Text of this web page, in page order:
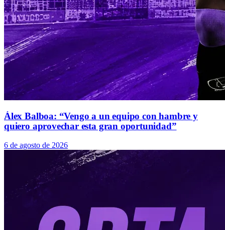
Álex Balboa: “Vengo a un equipo con hambre y
quiero aprovechar esta gran oportunidad”
6 de agosto de 2026